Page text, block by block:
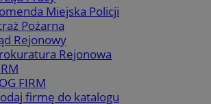
Miejska Policji
Pożarna
Rejonowy
Rejonowa
FIRM
firmę do katalogu